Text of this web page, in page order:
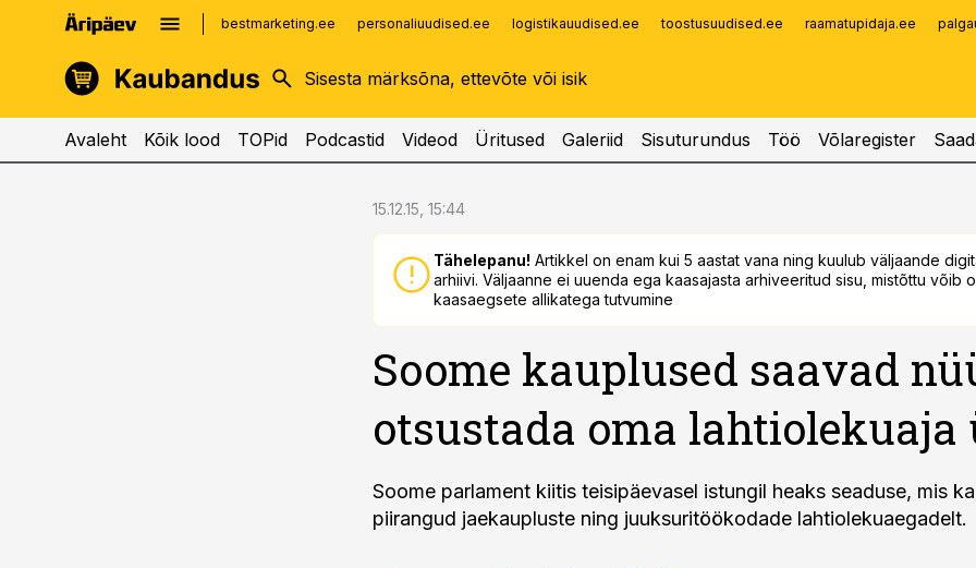
bestmarketing.ee personaliuudised.ee logistikauudised.ee toostusuudised.ee raamatupidaja.ee
kinnisvarauudised.ee
logistikauudised.ee
imelineajalugu.ee
Infopank
Avaleht Kõik lood TOPid Podcastid Videod Üritused Galeriid Sisuturundus Töö Võlaregister
15.12.15, 15:44
Tähelepanu! Artikkel on enam kui 5 aastat vana ning kuulub väljaande
arhiivi. Väljaanne ei uuenda ega kaasajasta arhiveeritud sisu, mistõttu võib
kaasaegsete allikatega tutvumine
Soome kauplused saavad
otsustada oma lahtiolekuaja
Soome parlament kiitis teisipäevasel istungil heaks seaduse, mis
piirangud jaekaupluste ning juuksuritöökodade lahtiolekuaegadelt.